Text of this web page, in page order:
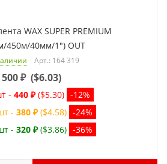
WAX SUPER PREMIUM
450м/40мм/1") OUT
Арт.: 164 319
500₽ ($6.03)
- 440 ₽ ($5.30) -12%
- 380 ₽ ($4.58) -24%
- 320 ₽ ($3.86) -36%